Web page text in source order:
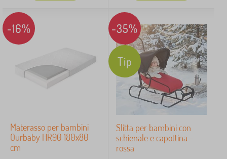
-16%
Materasso per bambini
Ourbaby HR90 180x80
cm
-35%
Tip
Slitta per bambini con
schienale e capottina -
rossa